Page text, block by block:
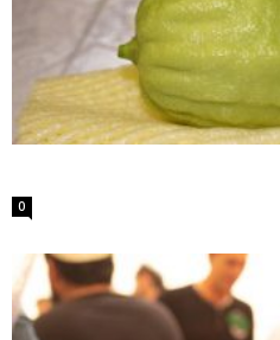
0